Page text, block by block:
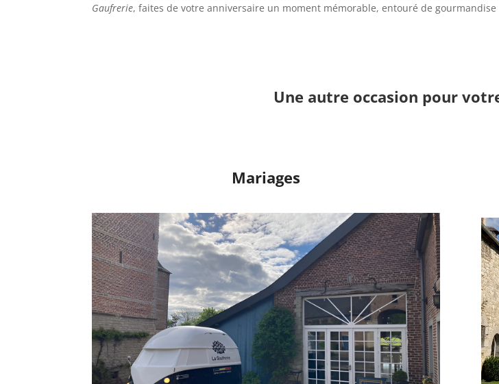
Gaufrerie, faites de votre anniversaire un moment mémorable, entouré de
Une autre occasion pour
Mariages